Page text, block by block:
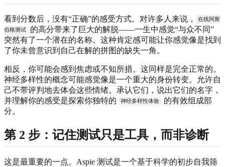
看到分数后，没有“正确”的感受方式。对许多人来说，
在线阿斯
伯格测试
的高分带来了巨大的解脱——一生中感觉“与众不同”
突然有了一个潜在的名称。这种肯定感可能让你感觉像是找到
了你未曾意识到自己在解的拼图的缺失一角。
相反，你可能会感到焦虑或不知所措。这同样是完全正常的。
神经多样性的概念可能感觉像是一个重大的身份转变。允许自
己不带评判地去体会这些情绪。承认它们，说出它们的名字，
并理解你的感受是探索你独特的
神经多样性体验
的有效组成部
分。
第 2 步：记住测试只是工具，而非诊断
这是最重要的一点。Aspie 测试是一个基于科学的初步自我筛